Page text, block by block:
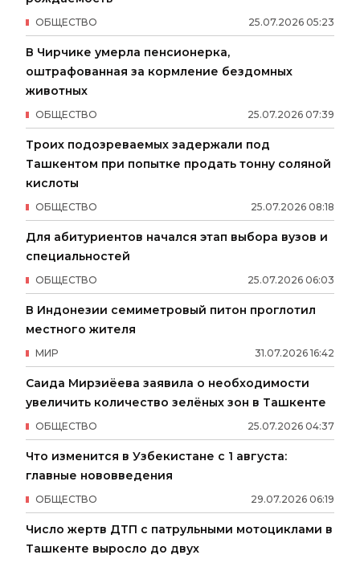
25.07.2026 05:23
ОБЩЕСТВО
В Чирчике умерла пенсионерка,
оштрафованная за кормление бездомных
животных
25.07.2026 07:39
ОБЩЕСТВО
Троих подозреваемых задержали под
Ташкентом при попытке продать тонну соляной
кислоты
25.07.2026 08:18
ОБЩЕСТВО
Для абитуриентов начался этап выбора вузов и
специальностей
25.07.2026 06:03
ОБЩЕСТВО
В Индонезии семиметровый питон проглотил
местного жителя
31.07.2026 16:42
МИР
Саида Мирзиёева заявила о необходимости
увеличить количество зелёных зон в Ташкенте
25.07.2026 04:37
ОБЩЕСТВО
Что изменится в Узбекистане с 1 августа:
главные нововведения
29.07.2026 06:19
ОБЩЕСТВО
Число жертв ДТП с патрульными мотоциклами в
Ташкенте выросло до двух